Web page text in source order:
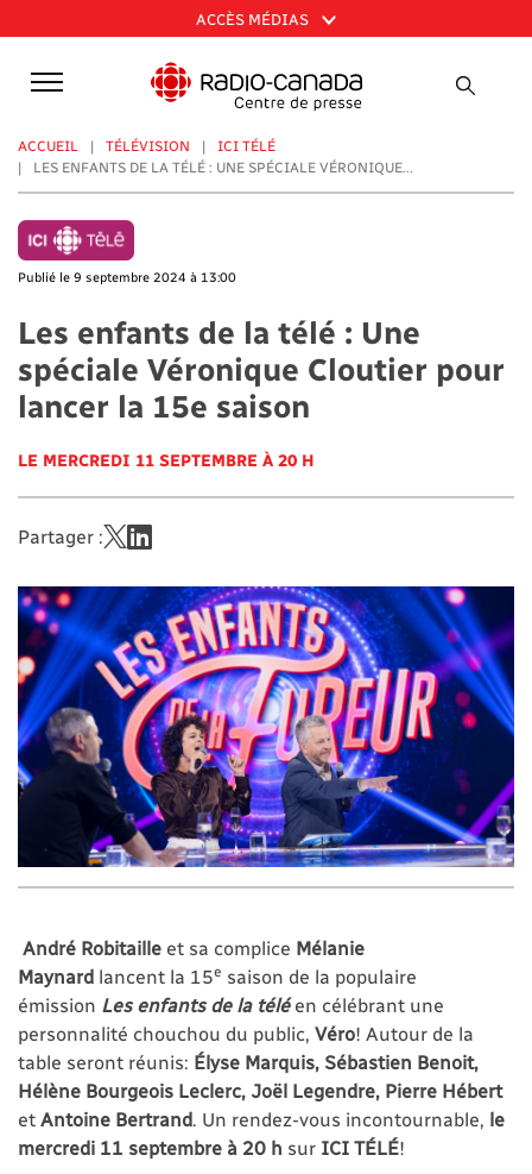
au
contenu
principal
ACCÈS MÉDIAS
ACCUEIL TÉLÉVISION
ICI TÉLÉ
LES ENFANTS DE LA TÉLÉ : UNE SPÉCIALE VÉRONIQUE...
Publié le 9 septembre 2024 à 13:00
Les enfants de la télé : Une
spéciale Véronique Cloutier pour
lancer la 15e saison
LE MERCREDI 11 SEPTEMBRE À 20 H
Partager :
André Robitaille et sa complice Mélanie
Maynard lancent la 15e saison de la populaire
émission Les enfants de la téléen célébrant une
personnalité chouchou du public, Véro! Autour de la
table seront réunis: Élyse Marquis, Sébastien Benoit,
Hélène Bourgeois Leclerc, Joël Legendre, Pierre Hébert
et Antoine Bertrand . Un rendez-vous incontournable, le
mercredi 11 septembre à 20 h sur ICI TÉLÉ!